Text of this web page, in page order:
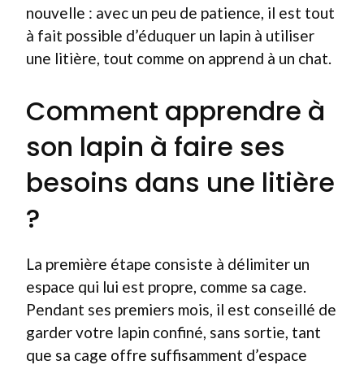
nouvelle : avec un peu de patience, il est tout
à fait possible d’éduquer un lapin à utiliser
une litière, tout comme on apprend à un chat.
Comment apprendre à
son lapin à faire ses
besoins dans une litière
?
La première étape consiste à délimiter un
espace qui lui est propre, comme sa cage.
Pendant ses premiers mois, il est conseillé de
garder votre lapin confiné, sans sortie, tant
que sa cage offre suffisamment d’espace